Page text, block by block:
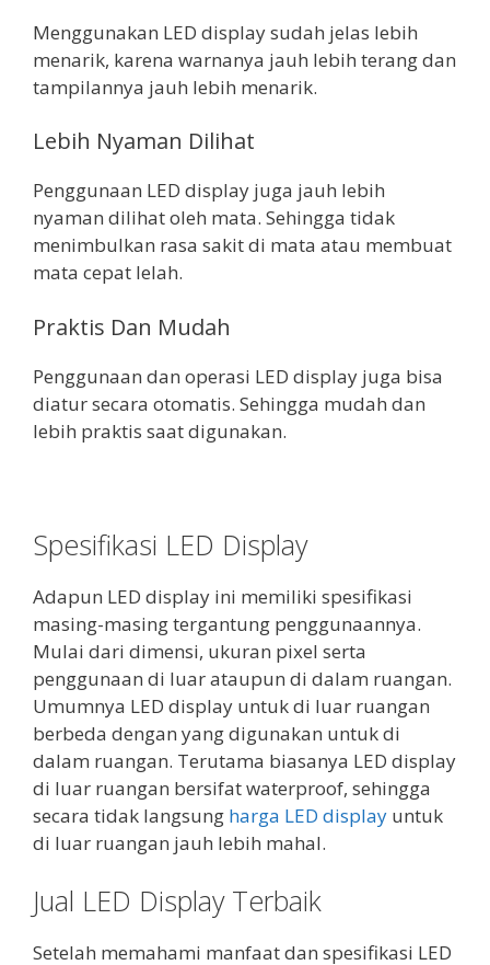
Menggunakan LED display sudah jelas lebih
menarik, karena warnanya jauh lebih terang dan
tampilannya jauh lebih menarik.
Lebih Nyaman Dilihat
Penggunaan LED display juga jauh lebih
nyaman dilihat oleh mata. Sehingga tidak
menimbulkan rasa sakit di mata atau membuat
mata cepat lelah.
Praktis Dan Mudah
Penggunaan dan operasi LED display juga bisa
diatur secara otomatis. Sehingga mudah dan
lebih praktis saat digunakan.
Spesifikasi LED Display
Adapun LED display ini memiliki spesifikasi
masing-masing tergantung penggunaannya.
Mulai dari dimensi, ukuran pixel serta
penggunaan di luar ataupun di dalam ruangan.
Umumnya LED display untuk di luar ruangan
berbeda dengan yang digunakan untuk di
dalam ruangan. Terutama biasanya LED display
di luar ruangan bersifat waterproof, sehingga
secara tidak langsung harga LED display untuk
di luar ruangan jauh lebih mahal.
Jual LED Display Terbaik
Setelah memahami manfaat dan spesifikasi LED